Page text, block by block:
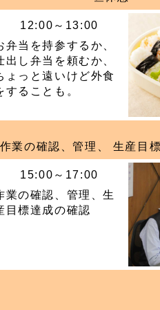
12:00～13:00
弁当を持参するか、
出し弁当を頼むか、
ょっと遠いけど外食
することも。
作業の確認、管理、 生産目
15:00～17:00
業の確認、管理、生
目標達成の確認